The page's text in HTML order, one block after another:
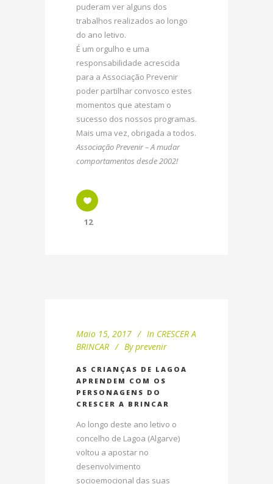
puderam ver alguns dos
trabalhos realizados ao longo
do ano letivo.
É um orgulho e uma
responsabilidade acrescida
para a Associação Prevenir
poder partilhar convosco estes
momentos que atestam o
sucesso dos nossos programas.
Mais uma vez, obrigada a todos.
Associação Prevenir – A mudar
comportamentos desde 2002!
12
Maio 15, 2017 In CRESCER A
BRINCAR
By prevenir
AS CRIANÇAS DE LAGOA
APRENDEM COM OS
PERSONAGENS DO
CRESCER A BRINCAR
Ao longo deste ano letivo o
concelho de Lagoa (Algarve)
voltou a apostar no
desenvolvimento
socioemocional das suas